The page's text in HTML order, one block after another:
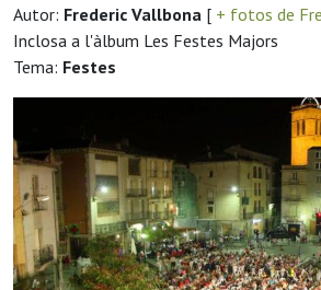
Autor: Frederic Vallbona [ + fotos de
Inclosa a l'àlbum Les Festes Majors
Tema: Festes